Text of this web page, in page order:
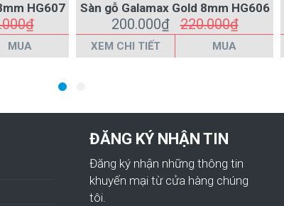
HG607
MUA
Sàn gỗ Galamax Gold 8mm HG606
200.000₫220.000₫
XEM CHI TIẾT MUA
ĐĂNG KÝ NHẬN TIN
Đăng ký nhận những thông tin
khuyến mại từ cửa hàng chúng
tôi.